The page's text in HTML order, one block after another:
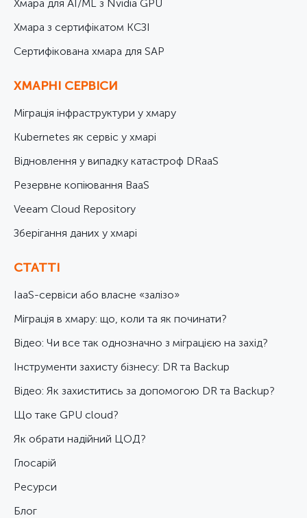
Хмара для AI/ML з Nvidia GPU
Хмара з сертифікатом КСЗІ
Cертифікована хмара для SAP
ХМАРНІ СЕРВІСИ
Міграція інфраструктури у хмару
Kubernetes як сервіс у хмарі
Відновлення у випадку катастроф DRaaS
Резервне копіювання BaaS
Veeam Cloud Repository
Зберігання даних у хмарі
СТАТТІ
IaaS-сервіси або власне «залізо»
Міграція в хмару: що, коли та як починати?
Відео: Чи все так однозначно з міграцією на захід?
Інструменти захисту бізнесу: DR та Backup
Відео: Як захиститись за допомогою DR та Backup?
Що таке GPU cloud?
Як обрати надійний ЦОД?
Глосарій
Ресурси
Блог